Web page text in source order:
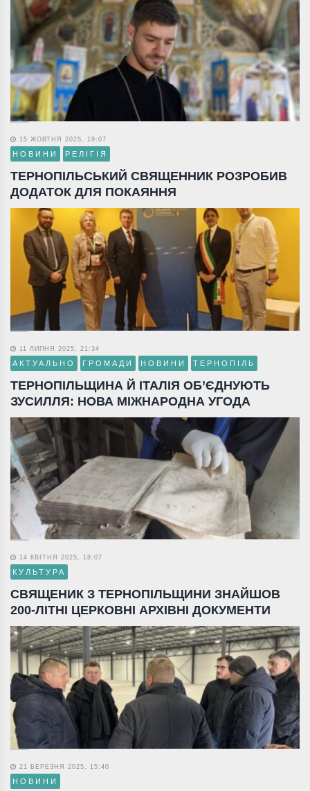
15 ЖОВТНЯ 2025, 19:07
НОВИНИ РЕЛІГІЯ
ТЕРНОПІЛЬСЬКИЙ СВЯЩЕННИК РОЗРОБИВ
ДОДАТОК ДЛЯ ПОКАЯННЯ
11 ЛИПНЯ 2025, 21:34
АКТУАЛЬНО ГРОМАДИ НОВИНИ ТЕРНОПІЛЬ
ТЕРНОПІЛЬЩИНА Й ІТАЛІЯ ОБ’ЄДНУЮТЬ
ЗУСИЛЛЯ: НОВА МІЖНАРОДНА УГОДА
14 КВІТНЯ 2025, 18:07
КУЛЬТУРА
СВЯЩЕНИК З ТЕРНОПІЛЬЩИНИ ЗНАЙШОВ
200-ЛІТНІ ЦЕРКОВНІ АРХІВНІ ДОКУМЕНТИ
21 БЕРЕЗНЯ 2025, 15:40
НОВИНИ